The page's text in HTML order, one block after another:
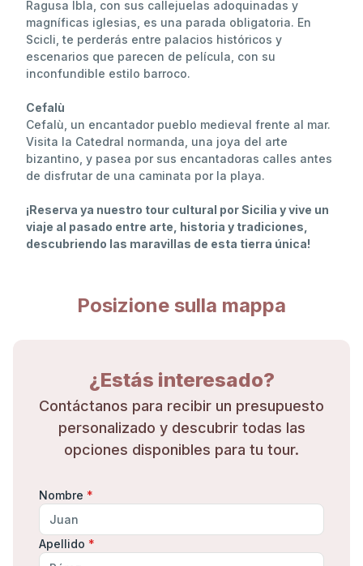
Ragusa Ibla, con sus callejuelas adoquinadas y
magníficas iglesias, es una parada obligatoria. En
Scicli, te perderás entre palacios históricos y
escenarios que parecen de película, con su
inconfundible estilo barroco.
Cefalù
Cefalù, un encantador pueblo medieval frente al mar.
Visita la Catedral normanda, una joya del arte
bizantino, y pasea por sus encantadoras calles antes
de disfrutar de una caminata por la playa.
¡Reserva ya nuestro tour cultural por Sicilia y vive un
viaje al pasado entre arte, historia y tradiciones,
descubriendo las maravillas de esta tierra única!
Posizione sulla mappa
¿Estás interesado?
Contáctanos para recibir un presupuesto
personalizado y descubrir todas las
opciones disponibles para tu tour.
Nombre *
Apellido *